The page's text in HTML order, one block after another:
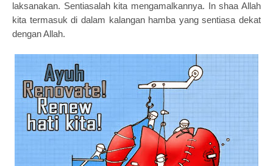
laksanakan. Sentiasalah kita mengamalkannya. In shaa Allah
kita termasuk di dalam kalangan hamba yang sentiasa dekat
dengan Allah.